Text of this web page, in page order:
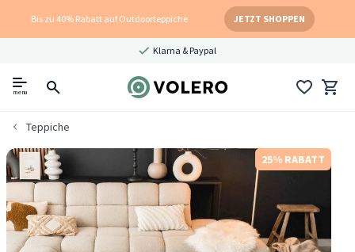
Bis zu 40% Rabatt auf Outdoorteppiche JETZT SHOPPEN
Klarna & Paypal
menu
Teppiche
25% RABATT